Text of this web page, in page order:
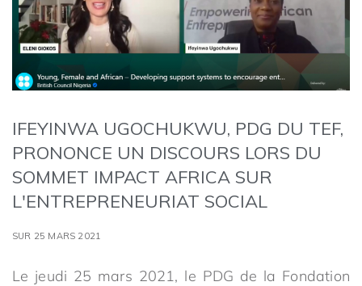
IFEYINWA UGOCHUKWU, PDG DU TEF,
PRONONCE UN DISCOURS LORS DU
SOMMET IMPACT AFRICA SUR
L'ENTREPRENEURIAT SOCIAL
SUR 25 MARS 2021
Le jeudi 25 mars 2021, le PDG de la Fondation